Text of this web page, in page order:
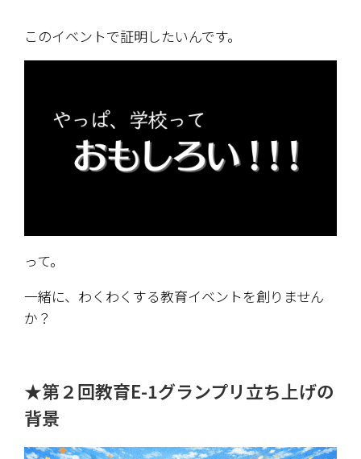
このイベントで証明したいんです。
って。
一緒に、わくわくする教育イベントを創りません
か？
★第２回教育E-1グランプリ立ち上げの
背景